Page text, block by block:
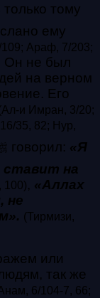
ему
Араф, 7/203;
Он не был
на верном
Его
и Имран, 3/20;
35, 82; Нур,
. Понимающий это Пророк ﷺ говорил: «Я
на
100), «Аллах
не
(Тирмизи,
или
так же
6/104-7, 66;